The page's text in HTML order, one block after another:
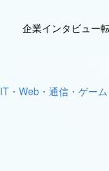
企業インタビュー
IT・Web・通信・ゲーム